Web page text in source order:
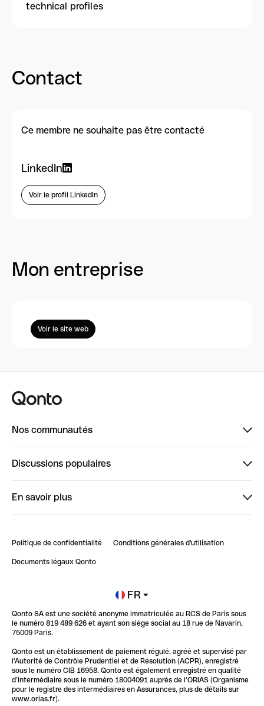
technical profiles
Contact
Ce membre ne souhaite pas être contacté
LinkedIn
Voir le profil LinkedIn
Mon entreprise
Voir le site web
Nos communautés
ClubQonto
Discussions populaires
Impact de l'IA sur les carrières/productivité
En savoir plus
Blog
Newsroom
Glossaire finance
Politique de confidentialité Conditions générales d'utilisation
Documents légaux Qonto
FR
Qonto SA est une société anonyme immatriculée au RCS de Paris sous
le numéro 819 489 626 et ayant son siège social au 18 rue de Navarin,
75009 Paris.
Qonto est un établissement de paiement régulé, agréé et supervisé par
l'Autorité de Contrôle Prudentiel et de Résolution (ACPR), enregistré
sous le numéro CIB 16958. Qonto est également enregistré en qualité
d’intermédiaire sous le numéro 18004091 auprès de l’ORIAS (Organisme
pour le registre des intermédiaires en Assurances, plus de détails sur
www.orias.fr).